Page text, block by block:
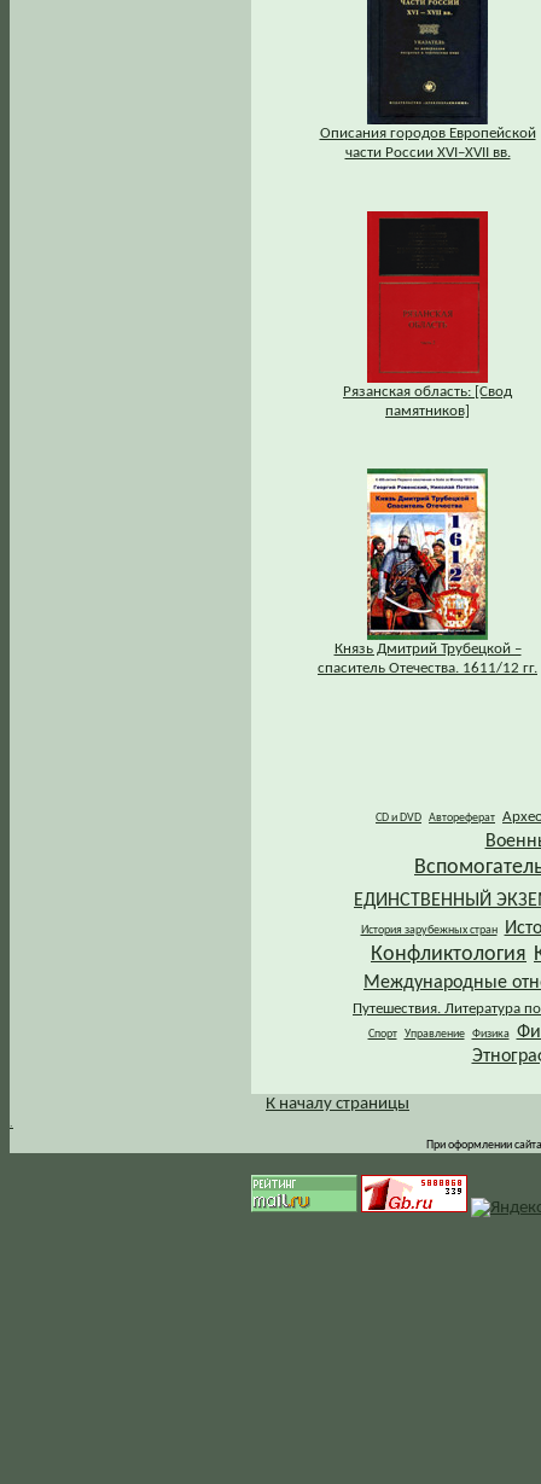
Описания городов Европейской
части России XVI–XVII вв.
Рязанская область: [Свод
памятников]
Князь Дмитрий Трубецкой –
спаситель Отечества. 1611/12 гг.
CD и DVD Автореферат
ЕДИНСТВЕННЫЙ
История зарубежных стран
Конфликтология
Международные
Путешествия. Литература
Спорт Управление Физика
.
К началу страницы
При оформлении